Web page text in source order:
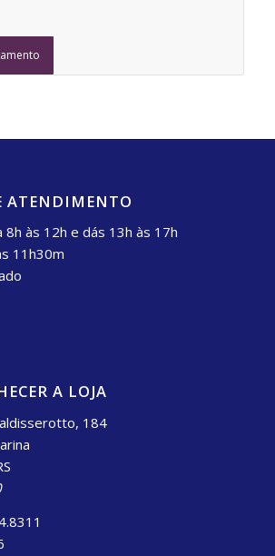
ATENDIMENTO
8h às 12h e dás 13h às 17h
11h30m
A LOJA
184